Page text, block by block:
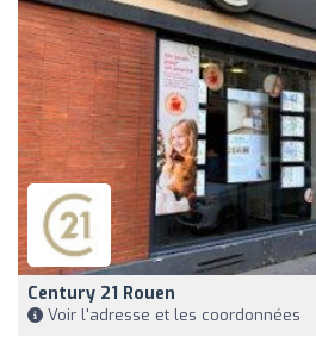
Century 21 Rouen
Voir l'adresse et les coordonnées